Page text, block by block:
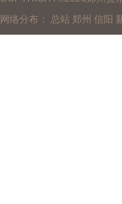
网络分布： 总站 郑州 信阳